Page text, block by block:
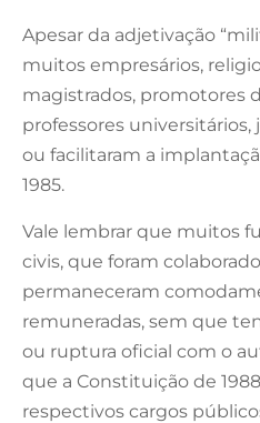
Apesar da adjetivação
muitos empresários,
magistrados, promotores
professores universitários,
ou facilitaram a
1985.
Vale lembrar que muitos
civis, que foram
permaneceram
remuneradas, sem que
ou ruptura oficial com o
que a Constituição de
respectivos cargos